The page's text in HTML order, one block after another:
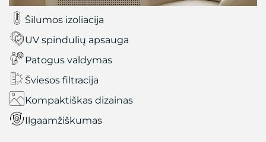
Šilumos izoliacija
UV spindulių apsauga
Patogus valdymas
Šviesos filtracija
Kompaktiškas dizainas
Ilgaamžiškumas